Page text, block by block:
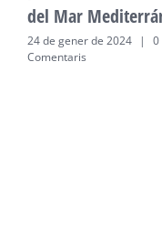
del Mar
24 de gener de 2024 |
0
Comentaris